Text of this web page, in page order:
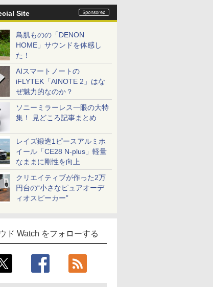
Site
鳥肌ものの「DENON
HOME」サウンドを体感し
た！
AIスマートノートの
iFLYTEK「AINOTE 2」はな
ぜ魅力的なのか？
ソニーミラーレス一眼の大特
集！ 見どころ記事まとめ
レイズ鍛造1ピースアルミホ
イール「CE28 N-plus」軽量
なままに剛性を向上
クリエイティブが作った2万
円台の“小さなピュアオーデ
ィオスピーカー”
ド Watch をフォローする